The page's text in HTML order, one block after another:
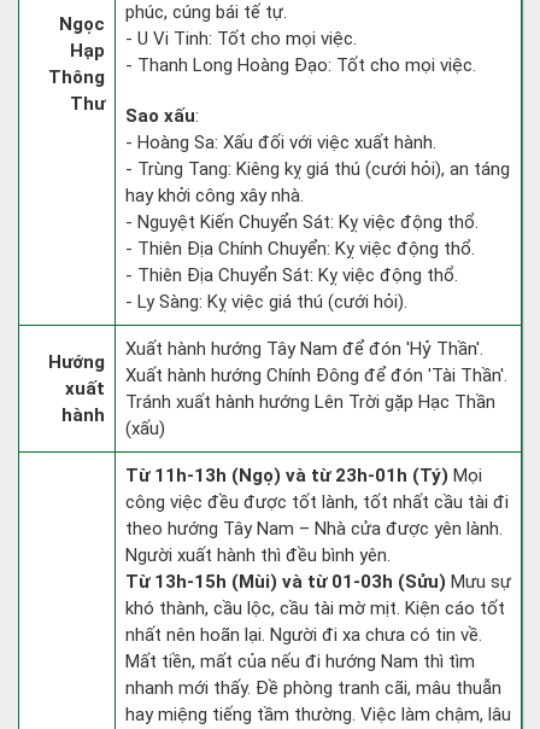
Ngọc
Hạp
Thông
Thư
phúc, cúng bái tế tự.
- U Vi Tinh: Tốt cho mọi việc.
- Thanh Long Hoàng Đạo: Tốt cho mọi việc.
Sao xấu:
- Hoàng Sa: Xấu đối với việc xuất hành.
- Trùng Tang: Kiêng kỵ giá thú (cưới hỏi), an táng
hay khởi công xây nhà.
- Nguyệt Kiến Chuyển Sát: Kỵ việc động thổ.
- Thiên Địa Chính Chuyển: Kỵ việc động thổ.
- Thiên Địa Chuyển Sát: Kỵ việc động thổ.
- Ly Sàng: Kỵ việc giá thú (cưới hỏi).
Hướng
xuất
hành
Xuất hành hướng Tây Nam để đón 'Hỷ Thần'.
Xuất hành hướng Chính Đông để đón 'Tài Thần'.
Tránh xuất hành hướng Lên Trời gặp Hạc Thần
(xấu)
Từ 11h-13h (Ngọ) và từ 23h-01h (Tý) Mọi
công việc đều được tốt lành, tốt nhất cầu tài đi
theo hướng Tây Nam – Nhà cửa được yên lành.
Người xuất hành thì đều bình yên.
Từ 13h-15h (Mùi) và từ 01-03h (Sửu) Mưu sự
khó thành, cầu lộc, cầu tài mờ mịt. Kiện cáo tốt
nhất nên hoãn lại. Người đi xa chưa có tin về.
Mất tiền, mất của nếu đi hướng Nam thì tìm
nhanh mới thấy. Đề phòng tranh cãi, mâu thuẫn
hay miệng tiếng tầm thường. Việc làm chậm, lâu